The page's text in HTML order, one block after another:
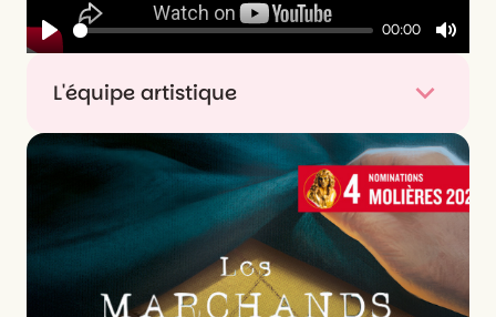
Play
00:00
Mute
L'équipe artistique
AvecClémentine Célarié, Philippe Uchan,
Paloma, Jérôme Pouly, Benjamin Siksou, Alexie
Mise en scène
Charles Templon assisté de Félix
Beaupérin
LumièresDenis Koransky assisté Mathilde